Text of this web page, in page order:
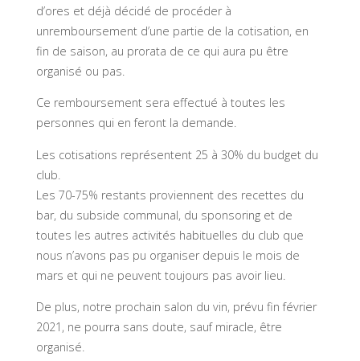
d’ores et déjà décidé de procéder à
unremboursement d’une partie de la cotisation, en
fin de saison, au prorata de ce qui aura pu être
organisé ou pas.
Ce remboursement sera effectué à toutes les
personnes qui en feront la demande.
Les cotisations représentent 25 à 30% du budget du
club.
Les 70-75% restants proviennent des recettes du
bar, du subside communal, du sponsoring et de
toutes les autres activités habituelles du club que
nous n’avons pas pu organiser depuis le mois de
mars et qui ne peuvent toujours pas avoir lieu.
De plus, notre prochain salon du vin, prévu fin février
2021, ne pourra sans doute, sauf miracle, être
organisé.